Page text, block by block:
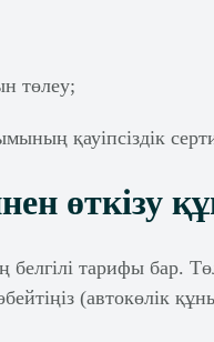
төлеу;
қауіпсіздік
өткізу
белгілі тарифы
(автокөлік